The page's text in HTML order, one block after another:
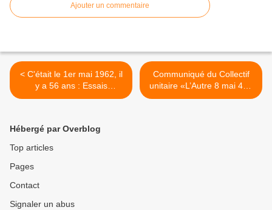
Ajouter un commentaire
< C'était le 1er mai 1962, il
y a 56 ans : Essais
nucléaires du Sahara :
Communiqué du Collectif
unitaire «L’Autre 8 mai 45»
>
Hébergé par Overblog
Top articles
Pages
Contact
Signaler un abus